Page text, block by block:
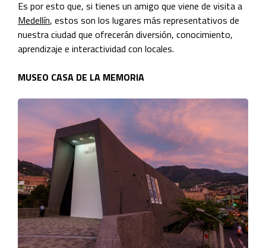
Es por esto que, si tienes un amigo que viene de visita a
Medellín, estos son los lugares más representativos de
nuestra ciudad que ofrecerán diversión, conocimiento,
aprendizaje e interactividad con locales.
MUSEO CASA DE LA MEMORIA